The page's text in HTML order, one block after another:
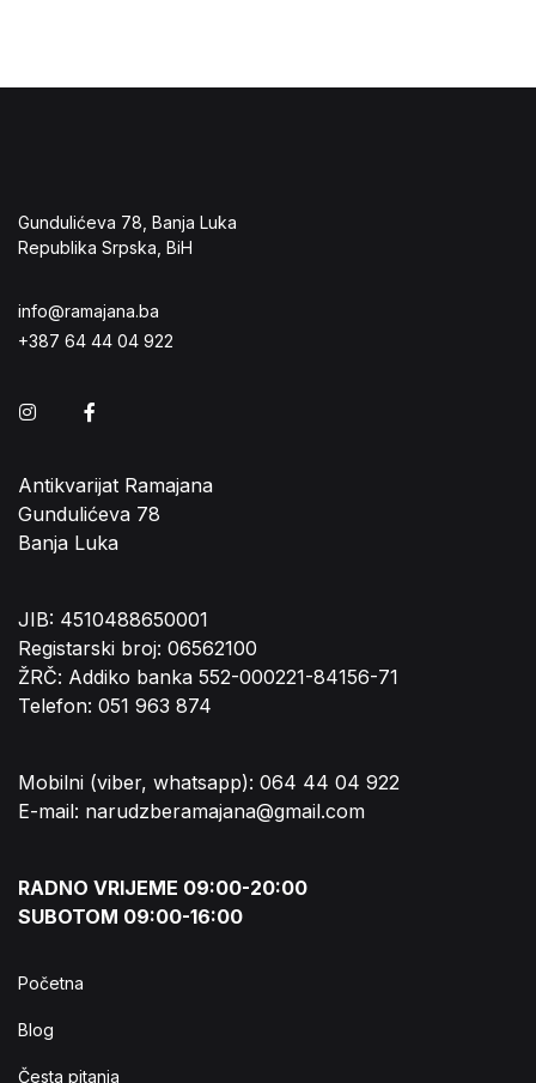
Gundulićeva 78, Banja Luka
Republika Srpska, BiH
info@ramajana.ba
+387 64 44 04 922
Instagram
Antikvarijat Ramajana
Gundulićeva 78
Banja Luka
JIB: 4510488650001
Registarski broj: 06562100
ŽRČ: Addiko banka 552-000221-84156-71
Telefon: 051 963 874
Mobilni (viber, whatsapp): 064 44 04 922
E-mail: narudzberamajana@gmail.com
RADNO VRIJEME 09:00-20:00
SUBOTOM 09:00-16:00
Početna
Blog
Česta pitanja